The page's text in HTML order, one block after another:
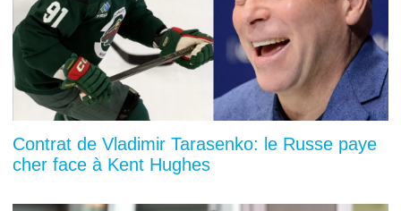
Contrat de Vladimir Tarasenko: le Russe paye
cher face à Kent Hughes